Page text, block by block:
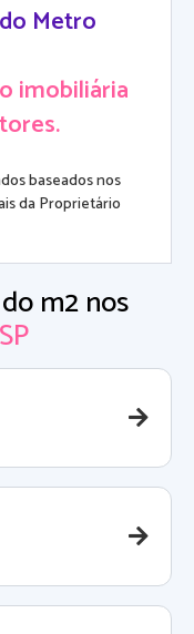
Metro
imobiliária
baseados nos
da Proprietário
m2 nos